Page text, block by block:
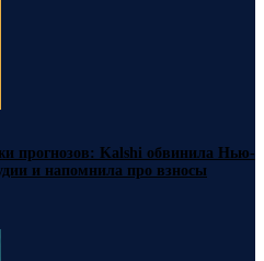
прогнозов: Kalshi обвинила Нью-
и напомнила про взносы